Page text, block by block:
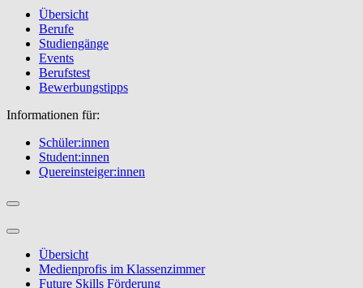
Übersicht
Berufe
Studiengänge
Events
Berufstest
Bewerbungstipps
Informationen für:
Schüler:innen
Student:innen
Quereinsteiger:innen
Übersicht
Medienprofis im Klassenzimmer
Future Skills Förderung